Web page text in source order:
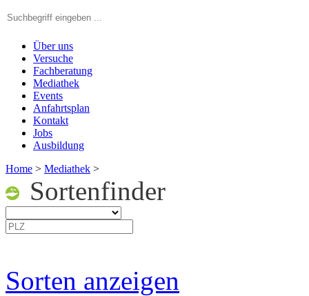
Über uns
Versuche
Fachberatung
Mediathek
Events
Anfahrtsplan
Kontakt
Jobs
Ausbildung
Home > Mediathek >
Sortenfinder
Sorten anzeigen